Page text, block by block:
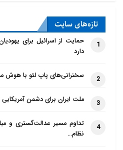
تازه‌‌های سایت
1
حمایت از اسرائیل برای
دارد
2 سخنرانی‌های پاپ لئو با
3 ملت ایران برای دشمن
4
تداوم مسیر عدالت‌گستری و
نظام…